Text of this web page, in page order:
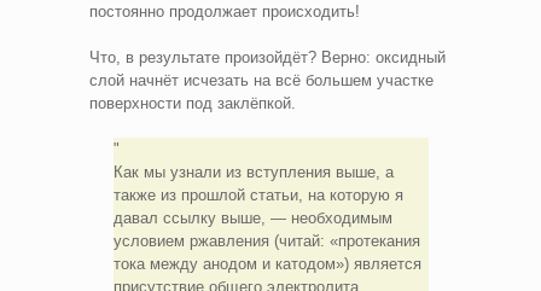
постоянно продолжает происходить!
Что, в результате произойдёт? Верно: оксидный
слой начнёт исчезать на всё большем участке
поверхности под заклёпкой.
Как мы узнали из вступления выше, а
также из прошлой статьи, на которую я
давал ссылку выше, — необходимым
условием ржавления (читай: «протекания
тока между анодом и катодом») является
присутствие общего электролита,